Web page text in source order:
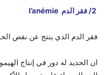
فقر الدم الذي ينتج عن نقص
ان الحديد له دور في إنتاج